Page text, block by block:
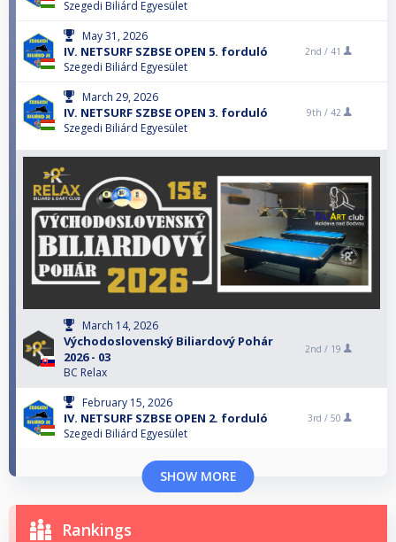
Szegedi Biliárd Egyesület
May 31, 2026
IV. NETSURF SZBSE OPEN 5. forduló
Szegedi Biliárd Egyesület
2nd / 41
March 29, 2026
IV. NETSURF SZBSE OPEN 3. forduló
Szegedi Biliárd Egyesület
9th / 42
March 14, 2026
Východoslovenský Biliardový Pohár
2026 - 03
BC Relax
2nd / 19
February 15, 2026
IV. NETSURF SZBSE OPEN 2. forduló
Szegedi Biliárd Egyesület
3rd / 50
SHOW MORE
Rankings